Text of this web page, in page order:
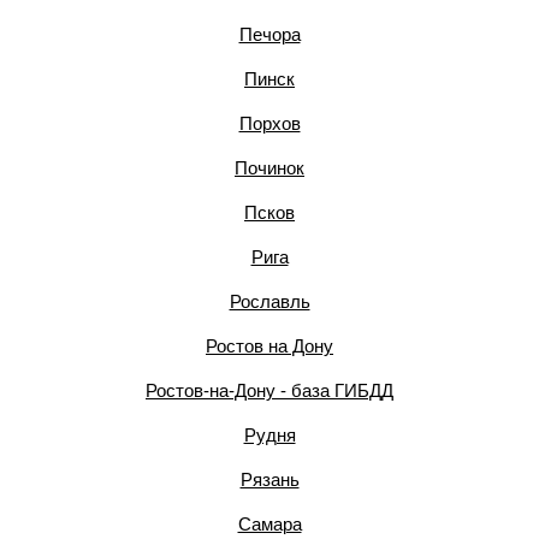
Печора
Пинск
Порхов
Починок
Псков
Рига
Рославль
Ростов на Дону
Ростов-на-Дону - база ГИБДД
Рудня
Рязань
Самара